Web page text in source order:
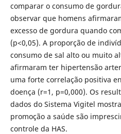
comparar o consumo de
observar que homens
excesso de gordura quando
(p<0,05). A proporção de
consumo de sal alto ou muito
afirmaram ter hipertensão
uma forte correlação positiva
doença (r=1, p=0,000). Os
dados do Sistema Vigitel
promoção a saúde são
controle da HAS.